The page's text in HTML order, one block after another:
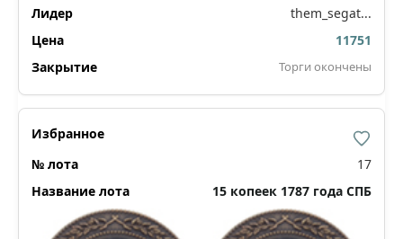
them_segat...
11751
Торги окончены
17
15 копеек 1787 года СПБ